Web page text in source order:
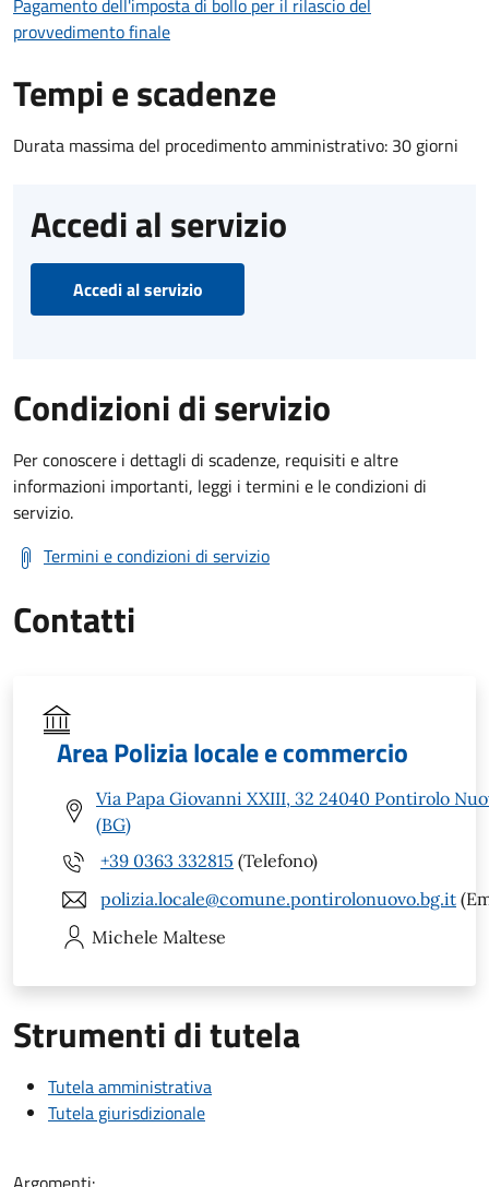
provvedimento finale
Tempi e scadenze
Durata massima del procedimento amministrativo: 30 giorni
Accedi al servizio
Accedi al servizio
Condizioni di servizio
Per conoscere i dettagli di scadenze, requisiti e altre
informazioni importanti, leggi i termini e le condizioni di
servizio.
Termini e condizioni di servizio
Contatti
Area Polizia locale e commercio
Via Papa Giovanni XXIII, 32 24040 Pontirolo
(BG)
+39 0363 332815 (Telefono)
polizia.locale@comune.pontirolonuovo.bg.it
Michele Maltese
Strumenti di tutela
Tutela amministrativa
Tutela giurisdizionale